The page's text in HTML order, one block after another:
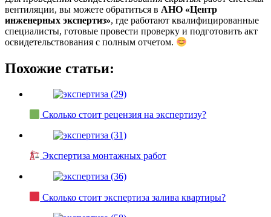
вентиляции, вы можете обратиться в АНО «Центр
инженерных экспертиз», где работают квалифицированные
специалисты, готовые провести проверку и подготовить акт
освидетельствования с полным отчетом.
Похожие статьи:
Сколько стоит рецензия на экспертизу?
Экспертиза монтажных работ
Сколько стоит экспертиза залива квартиры?